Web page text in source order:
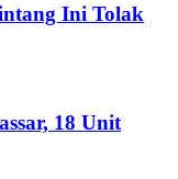
Ini Tolak
18 Unit